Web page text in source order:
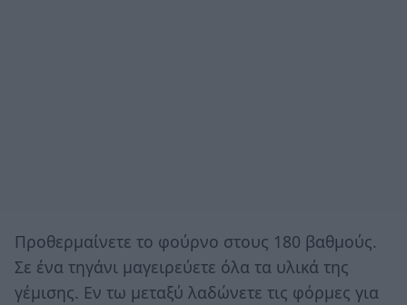
Προθερμαίνετε το φούρνο στους 180 βαθμούς.
Σε ένα τηγάνι μαγειρεύετε όλα τα υλικά της
γέμισης. Εν τω μεταξύ λαδώνετε τις φόρμες για